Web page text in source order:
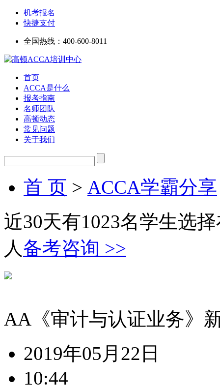
机考报名
快捷支付
全国热线： 400-600-8011
首页
ACCA是什么
报考指南
名师团队
高顿动态
常见问题
关于我们
首 页 > ACCA学霸分享
近30天有1023名学生选
人备考咨询 >>
AA《审计与认证业务》
2019年05月22日
10:44